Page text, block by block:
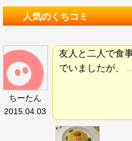
人気のくちコミ
ちーたん
2015.04.03
友人と二人で食
でいましたが、